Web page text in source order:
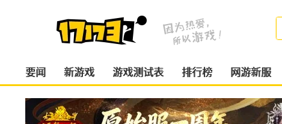
要闻 新游戏 游戏测试表 排行榜 网游新服